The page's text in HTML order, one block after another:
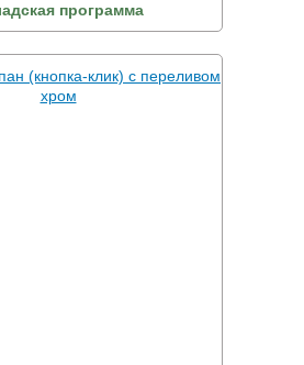
программа